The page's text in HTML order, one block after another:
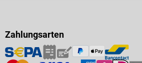
Zahlungsarten